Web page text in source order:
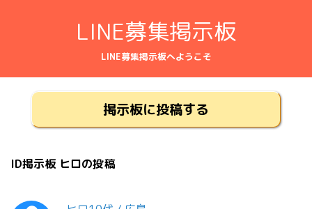
LINE募集掲示板
LINE募集掲示板へようこそ
掲示板に投稿する
ID掲示板 ヒロの投稿